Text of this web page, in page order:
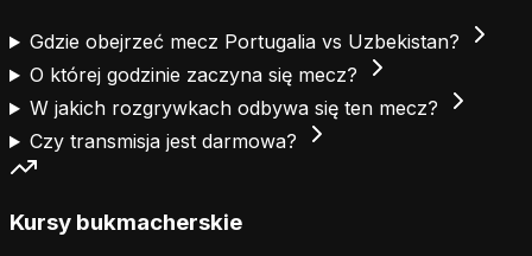
Gdzie obejrzeć mecz Portugalia vs Uzbekistan?
O której godzinie zaczyna się mecz?
W jakich rozgrywkach odbywa się ten mecz?
Czy transmisja jest darmowa?
Kursy bukmacherskie